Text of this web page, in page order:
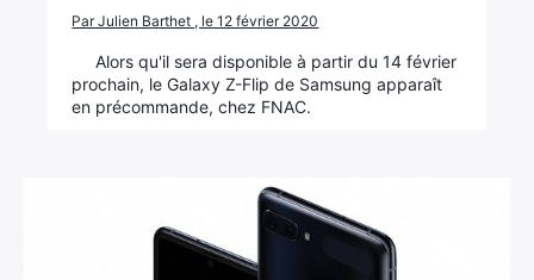
Par Julien Barthet , le 12 février 2020
Alors qu'il sera disponible à partir du 14 février
prochain, le Galaxy Z-Flip de Samsung apparaît
en précommande, chez FNAC.